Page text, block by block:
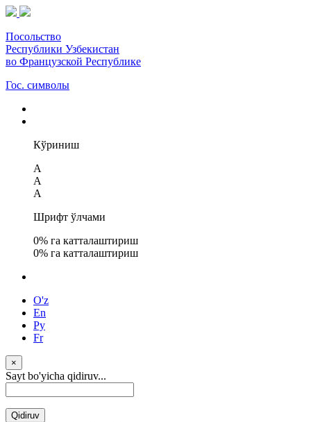
Посольство
Республики Узбекистан
во Французской Республике
Гос. символы
Кўриниш
A
A
A
Шрифт ўлчами
0% га катталаштириш
0% га катталаштириш
O'z
En
Ру
Fr
×
Sayt bo'yicha qidiruv...
Qidiruv